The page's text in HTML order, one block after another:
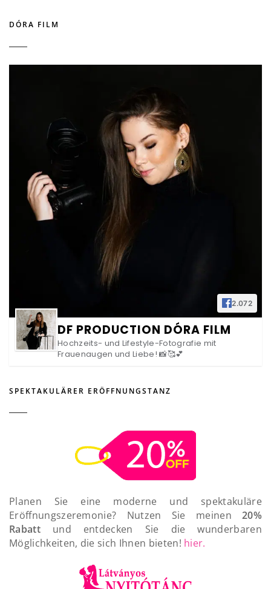
DÓRA FILM
2.072
DF PRODUCTION DÓRA FILM
Hochzeits- und Lifestyle-Fotografie mit
Frauenaugen und Liebe! 📸🥰💕
SPEKTAKULÄRER ERÖFFNUNGSTANZ
Planen Sie eine moderne und spektakuläre
Eröffnungszeremonie? Nutzen Sie meinen20%
Rabattund entdecken Sie die wunderbaren
Möglichkeiten, die sich Ihnen bieten! hier.